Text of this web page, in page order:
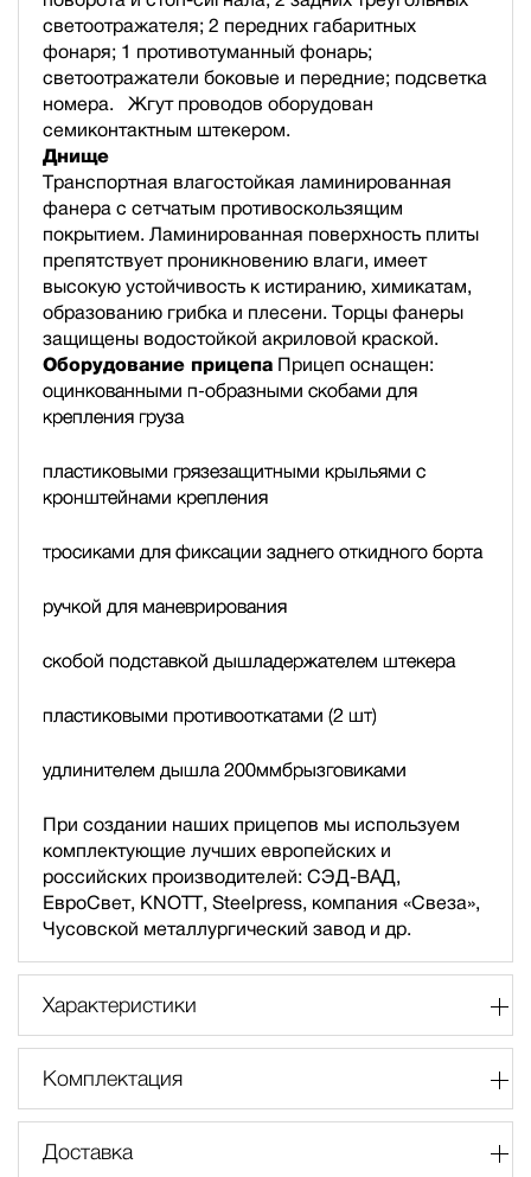
светоотражателя; 2 передних габаритных
фонаря; 1 противотуманный фонарь;
светоотражатели боковые и передние; подсветка
номера. Жгут проводов оборудован
семиконтактным штекером.
Днище
Транспортная влагостойкая ламинированная
фанера с сетчатым противоскользящим
покрытием. Ламинированная поверхность плиты
препятствует проникновению влаги, имеет
высокую устойчивость к истиранию, химикатам,
образованию грибка и плесени. Торцы фанеры
защищены водостойкой акриловой краской.
Оборудование прицепа Прицеп оснащен:
оцинкованными п-образными скобами для
крепления груза
пластиковыми грязезащитными крыльями с
кронштейнами крепления
тросиками для фиксации заднего откидного борта
ручкой для маневрирования
скобой подставкой дышладержателем штекера
пластиковыми противооткатами (2 шт)
удлинителем дышла 200ммбрызговиками
При создании наших прицепов мы используем
комплектующие лучших европейских и
российских производителей: СЭД-ВАД,
ЕвроСвет, KNOTT, Steelpress, компания «Свеза»,
Чусовской металлургический завод и др.
Характеристики
Комплектация
Доставка